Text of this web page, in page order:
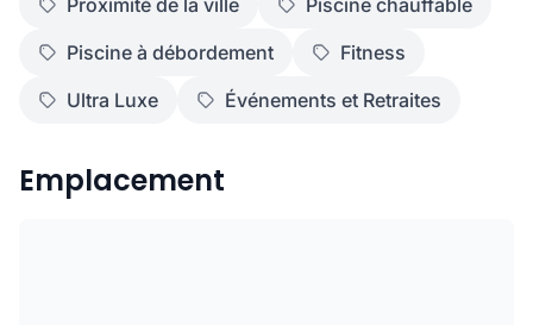
Proximité de la ville
Piscine chauffable
Piscine à débordement
Fitness
Ultra Luxe
Événements et Retraites
Emplacement